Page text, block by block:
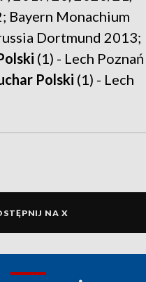
Bayern Monachium
Dortmund 2013;
(1) - Lech Poznań
Polski (1) - Lech
NA X